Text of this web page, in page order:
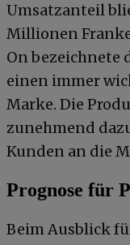
Umsatzanteil
Millionen
On bezeichnete
einen immer
Marke. Die
zunehmend
Kunden an die
Prognose für
Beim Ausblick